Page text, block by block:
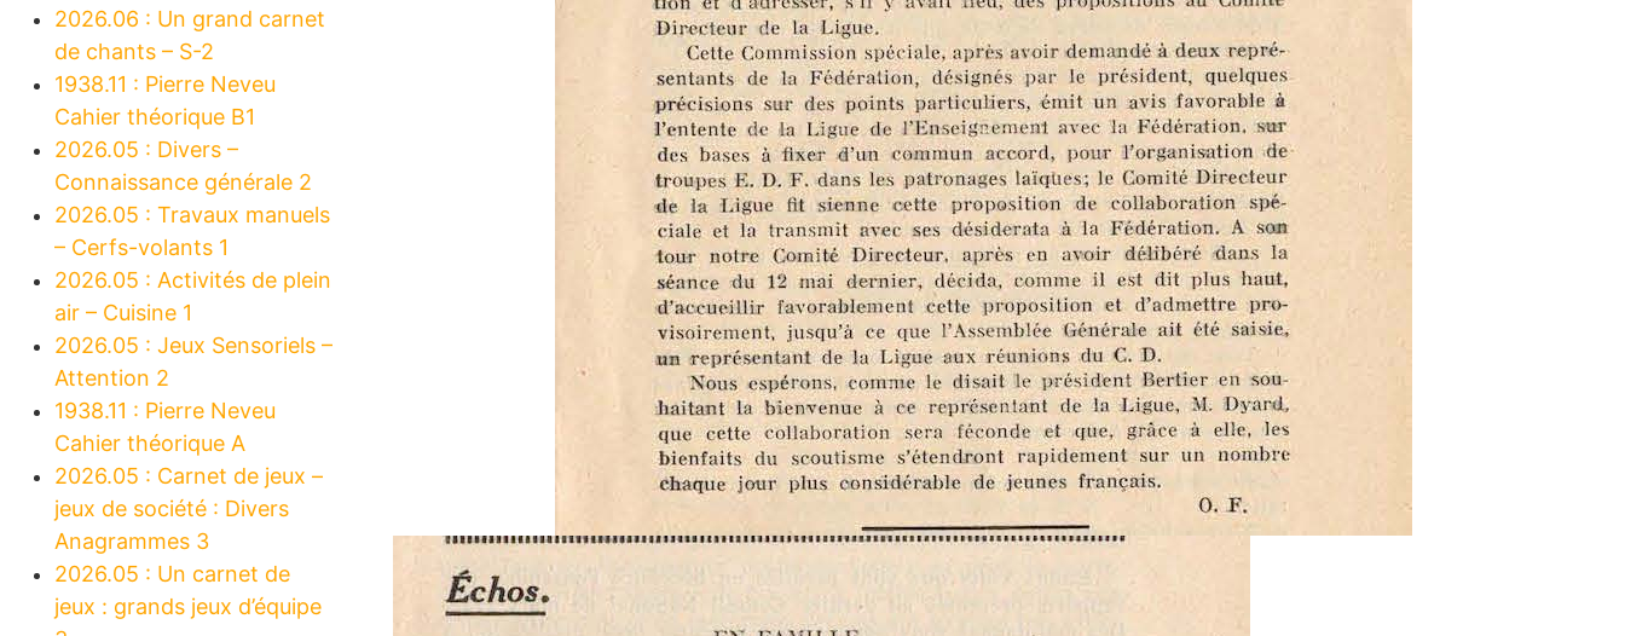
2026.06 : Un grand carnet
de chants – S-2
1938.11 : Pierre Neveu
Cahier théorique B1
2026.05 : Divers –
Connaissance générale 2
2026.05 : Travaux manuels
– Cerfs-volants 1
2026.05 : Activités de plein
air – Cuisine 1
2026.05 : Jeux Sensoriels –
Attention 2
1938.11 : Pierre Neveu
Cahier théorique A
2026.05 : Carnet de jeux –
jeux de société : Divers
Anagrammes 3
2026.05 : Un carnet de
jeux : grands jeux d’équipe